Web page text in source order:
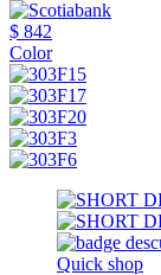
$ 842
Color
Quick shop